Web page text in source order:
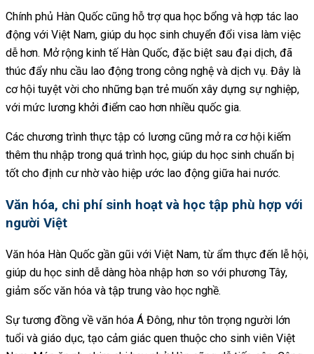
Chính phủ Hàn Quốc cũng hỗ trợ qua học bổng và hợp tác lao
động với Việt Nam, giúp du học sinh chuyển đổi visa làm việc
dễ hơn. Mở rộng kinh tế Hàn Quốc, đặc biệt sau đại dịch, đã
thúc đẩy nhu cầu lao động trong công nghệ và dịch vụ. Đây là
cơ hội tuyệt vời cho những bạn trẻ muốn xây dựng sự nghiệp,
với mức lương khởi điểm cao hơn nhiều quốc gia.
Các chương trình thực tập có lương cũng mở ra cơ hội kiếm
thêm thu nhập trong quá trình học, giúp du học sinh chuẩn bị
tốt cho định cư nhờ vào hiệp ước lao động giữa hai nước.
Văn hóa, chi phí sinh hoạt và học tập phù hợp với
người Việt
Văn hóa Hàn Quốc gần gũi với Việt Nam, từ ẩm thực đến lễ hội,
giúp du học sinh dễ dàng hòa nhập hơn so với phương Tây,
giảm sốc văn hóa và tập trung vào học nghề.
Sự tương đồng về văn hóa Á Đông, như tôn trọng người lớn
tuổi và giáo dục, tạo cảm giác quen thuộc cho sinh viên Việt